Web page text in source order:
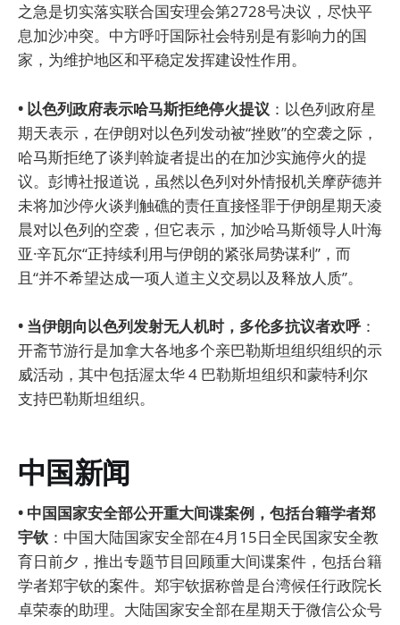
之急是切实落实联合国安理会第2728号决议，尽快平
息加沙冲突。中方呼吁国际社会特别是有影响力的国
家，为维护地区和平稳定发挥建设性作用。
• 以色列政府表示哈马斯拒绝停火提议 ：以色列政府星
期天表示，在伊朗对以色列发动被“挫败”的空袭之际，
哈马斯拒绝了谈判斡旋者提出的在加沙实施停火的提
议。彭博社报道说，虽然以色列对外情报机关摩萨德并
未将加沙停火谈判触礁的责任直接怪罪于伊朗星期天凌
晨对以色列的空袭，但它表示，加沙哈马斯领导人叶海
亚·辛瓦尔“正持续利用与伊朗的紧张局势谋利”，而
且“并不希望达成一项人道主义交易以及释放人质”。
• 当伊朗向以色列发射无人机时，多伦多抗议者欢呼：
开斋节游行是加拿大各地多个亲巴勒斯坦组织组织的示
威活动，其中包括渥太华 4 巴勒斯坦组织和蒙特利尔
支持巴勒斯坦组织。
中国新闻
• 中国国家安全部公开重大间谍案例，包括台籍学者郑
宇钦 ：中国大陆国家安全部在4月15日全民国家安全教
育日前夕，推出专题节目回顾重大间谍案件，包括台籍
学者郑宇钦的案件。郑宇钦据称曾是台湾候任行政院长
卓荣泰的助理。大陆国家安全部在星期天于微信公众号